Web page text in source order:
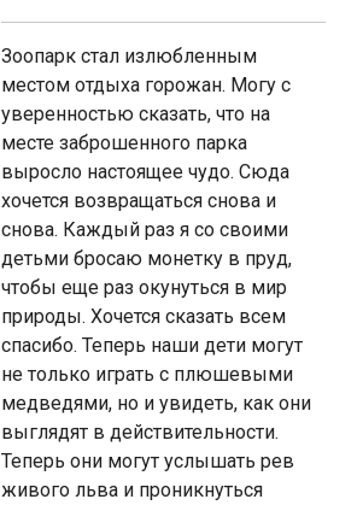
Зоопарк стал излюбленным
местом отдыха горожан. Могу с
уверенностью сказать, что на
месте заброшенного парка
выросло настоящее чудо. Сюда
хочется возвращаться снова и
снова. Каждый раз я со своими
детьми бросаю монетку в пруд,
чтобы еще раз окунуться в мир
природы. Хочется сказать всем
спасибо. Теперь наши дети могут
не только играть с плюшевыми
медведями, но и увидеть, как они
выглядят в действительности.
Теперь они могут услышать рев
живого льва и проникнуться